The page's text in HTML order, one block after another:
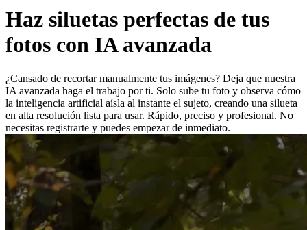
Haz siluetas perfectas de tus
fotos con IA avanzada
¿Cansado de recortar manualmente tus imágenes? Deja que nuestra
IA avanzada haga el trabajo por ti. Solo sube tu foto y observa cómo
la inteligencia artificial aísla al instante el sujeto, creando una silueta
en alta resolución lista para usar. Rápido, preciso y profesional. No
necesitas registrarte y puedes empezar de inmediato.